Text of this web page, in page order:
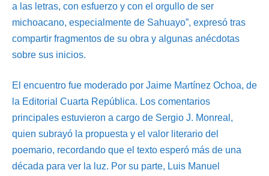
a las letras, con esfuerzo y con el orgullo de ser
michoacano, especialmente de Sahuayo”, expresó tras
compartir fragmentos de su obra y algunas anécdotas
sobre sus inicios.
El encuentro fue moderado por Jaime Martínez Ochoa, de
la Editorial Cuarta República. Los comentarios
principales estuvieron a cargo de Sergio J. Monreal,
quien subrayó la propuesta y el valor literario del
poemario, recordando que el texto esperó más de una
década para ver la luz. Por su parte, Luis Manuel